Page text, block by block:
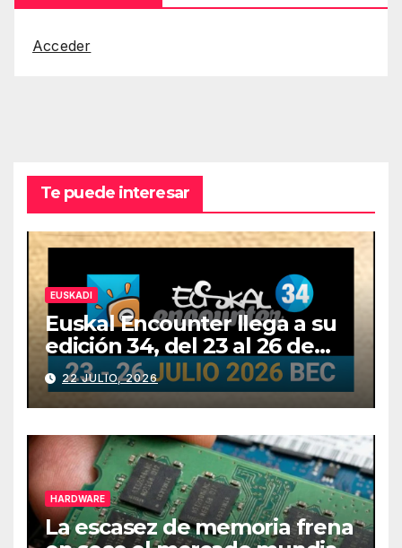
Acceder
Te puede interesar
EUSKADI
Euskal Encounter llega a su
edición 34, del 23 al 26 de
julio
22 JULIO, 2026
HARDWARE
La escasez de memoria frena